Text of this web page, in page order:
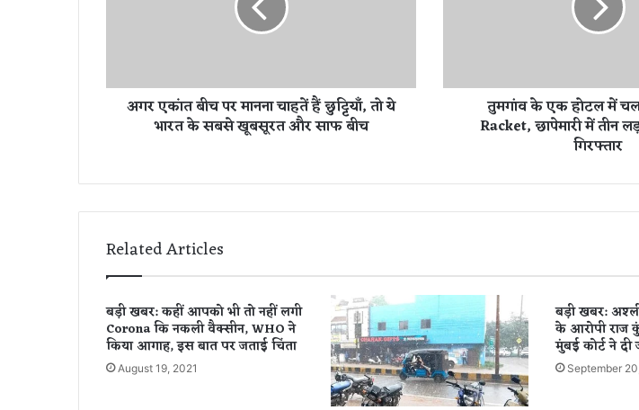
प
चा
छु
ट्टि
,
तो
ये
भा
अगर एकांत बीच पर मानना चाहतें हैं छुट्टियाँ, तो ये
भारत के सबसे खूबसूरत और साफ बीच
ट
र
x
R
k
e
t
तुमगांव के एक होटल में चल
Racket, छापेमारी में तीन
गिरफ्तार
Related Articles
बड़ी खबर: कहीं आपको भी तो नहीं लगी
Corona कि नकली वैक्सीन, WHO ने
किया आगाह, इस बात पर जताई चिंता
August 19, 2021
बड़ी खबर:
के आरोपी राज
मुंबई कोर्ट ने दी
September